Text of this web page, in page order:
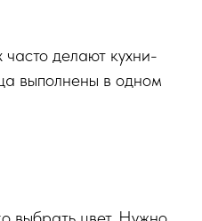
делают кухни-
выполнены в одном